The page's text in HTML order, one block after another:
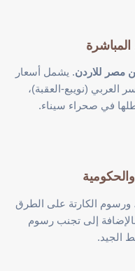
مصر للاردن. يشمل أسعار
العربي (نويبع-العقبة)،
في صحراء سيناء.
ورسوم الكارتة على الطرق
إلى تجنب رسوم
الجيد.